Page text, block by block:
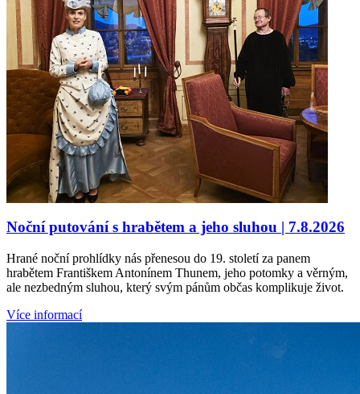
Noční putování s hrabětem a jeho sluhou | 7.8.2026
Hrané noční prohlídky nás přenesou do 19. století za panem
hrabětem Františkem Antonínem Thunem, jeho potomky a věrným,
ale nezbedným sluhou, který svým pánům občas komplikuje život.
Více informací